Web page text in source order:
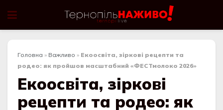
Головна » Важливо » Екоосвіта, зіркові рецепти та
родео: як пройшов масштабний «ФЕСТмолоко 2026»
Екоосвіта, зіркові
рецепти та родео: як